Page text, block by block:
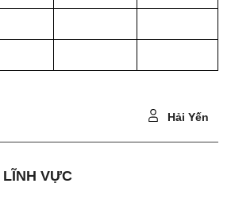
Hải Yến
VỰC